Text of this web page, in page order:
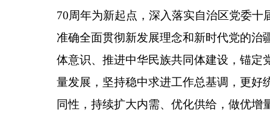
70周年为新起点，深入落实自治区党委
准确全面贯彻新发展理念和新时代党的
体意识、推进中华民族共同体建设，锚定
量发展，坚持稳中求进工作总基调，更好
同性，持续扩大内需、优化供给，做优